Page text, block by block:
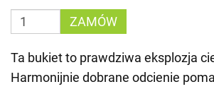
ZAMÓW
Ta bukiet to prawdziwa eksplozja
Harmonijnie dobrane odcienie